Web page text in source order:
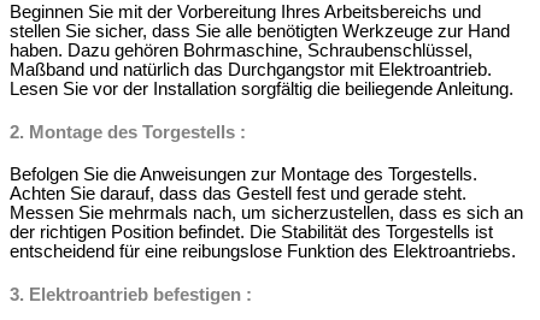
Beginnen Sie mit der Vorbereitung Ihres Arbeitsbereichs und
stellen Sie sicher, dass Sie alle benötigten Werkzeuge zur Hand
haben. Dazu gehören Bohrmaschine, Schraubenschlüssel,
Maßband und natürlich das Durchgangstor mit Elektroantrieb.
Lesen Sie vor der Installation sorgfältig die beiliegende Anleitung.
2. Montage des Torgestells :
Befolgen Sie die Anweisungen zur Montage des Torgestells.
Achten Sie darauf, dass das Gestell fest und gerade steht.
Messen Sie mehrmals nach, um sicherzustellen, dass es sich an
der richtigen Position befindet. Die Stabilität des Torgestells ist
entscheidend für eine reibungslose Funktion des Elektroantriebs.
3. Elektroantrieb befestigen :